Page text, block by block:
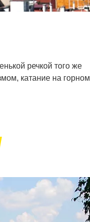
речкой того же
катание на горном